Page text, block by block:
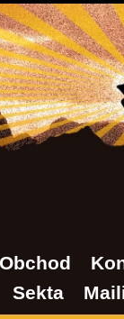
Obchod
Sekta